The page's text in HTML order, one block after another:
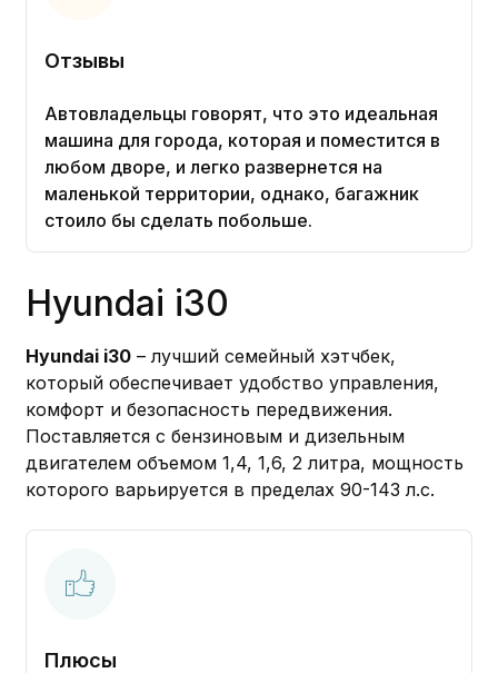
Отзывы
Автовладельцы говорят, что это идеальная
машина для города, которая и поместится в
любом дворе, и легко развернется на
маленькой территории, однако, багажник
стоило бы сделать побольше.
Hyundai i30
Hyundai i30 – лучший семейный хэтчбек,
который обеспечивает удобство управления,
комфорт и безопасность передвижения.
Поставляется с бензиновым и дизельным
двигателем объемом 1,4, 1,6, 2 литра, мощность
которого варьируется в пределах 90-143 л.с.
Плюсы